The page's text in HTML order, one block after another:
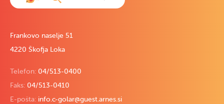
Frankovo naselje 51
4220 Škofja Loka
Telefon: 04/513-0400
Faks: 04/513-0410
E-pošta: info.c-golar@guest.arnes.si